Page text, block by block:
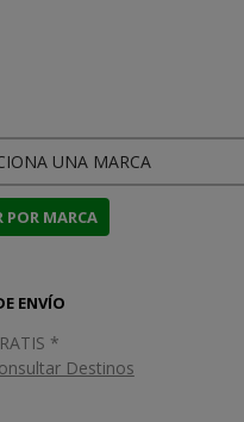
ENVÍO
*
Destinos